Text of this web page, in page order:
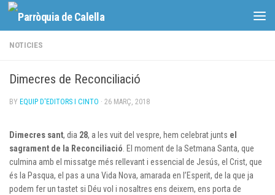
Skip to content
NOTICIES
Dimecres de Reconciliació
BY EQUIP D'EDITORS I CINTO · 26 MARÇ, 2018
Dimecres sant, dia 28, a les vuit del vespre, hem celebrat junts el
sagrament de la Reconciliació. El moment de la Setmana Santa, que
culmina amb el missatge més rellevant i essencial de Jesús, el Crist, que
és la Pasqua, el pas a una Vida Nova, amarada en l’Esperit, de la que ja
podem fer un tastet si Déu vol i nosaltres ens deixem, ens porta de